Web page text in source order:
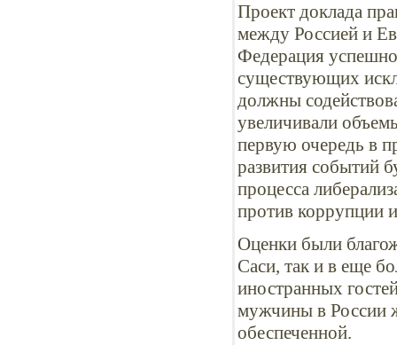
Проект доклада
между Россией и
Федерация
существующих
должны
увеличивали
первую очередь в
развития событий
процесса
против коррупции
Оценки были
Саси, так и в еще
иностранных
мужчины в России
обеспеченной.